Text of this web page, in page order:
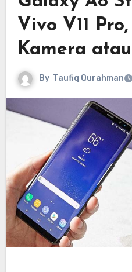
Vivo V11
Kamera
By Taufiq Qurahman